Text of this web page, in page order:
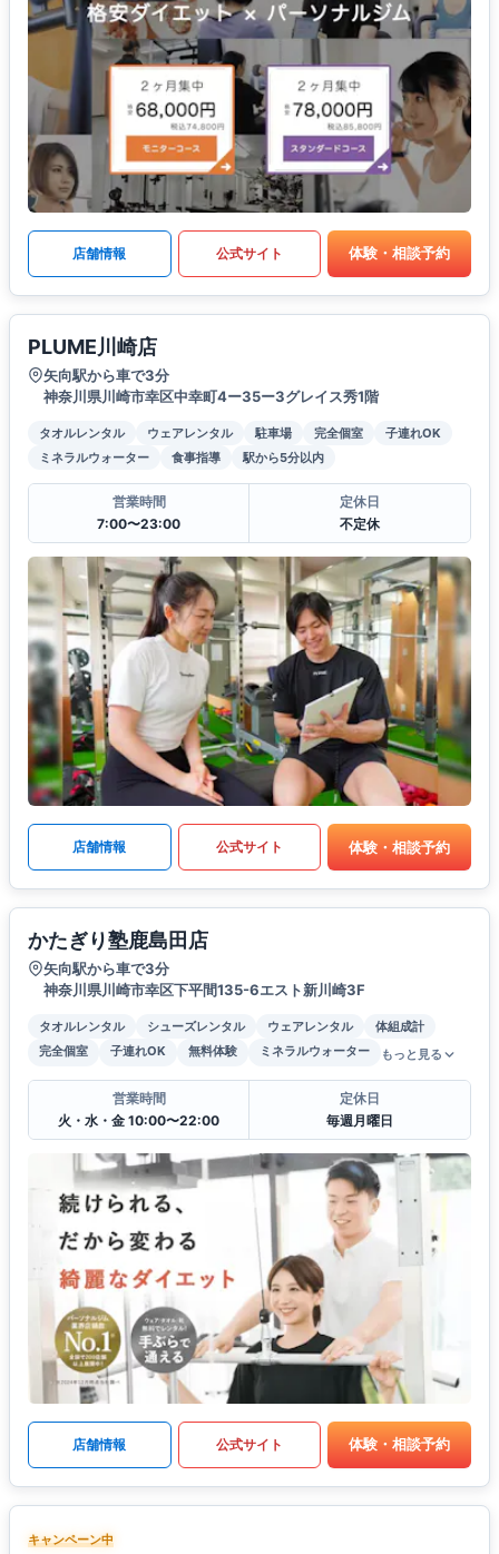
店舗情報 公式サイト 体験・相談予約
PLUME川崎店
矢向駅から車で3分
神奈川県川崎市幸区中幸町4ー35ー3グレイス秀1階
タオルレンタル ウェアレンタル 駐車場 完全個室
子連れOK
ミネラルウォーター
食事指導 駅から5分以内
営業時間
7:00〜23:00
定休日
不定休
店舗情報 公式サイト 体験・相談予約
かたぎり塾鹿島田店
矢向駅から車で3分
神奈川県川崎市幸区下平間135-6エスト新川崎3F
タオルレンタル シューズレンタル ウェアレンタル
体組成計
完全個室
子連れOK 無料体験 ミネラルウォーター もっと見る
営業時間
火・水・金 10:00〜22:00
定休日
毎週月曜日
店舗情報 公式サイト 体験・相談予約
キャンペーン中